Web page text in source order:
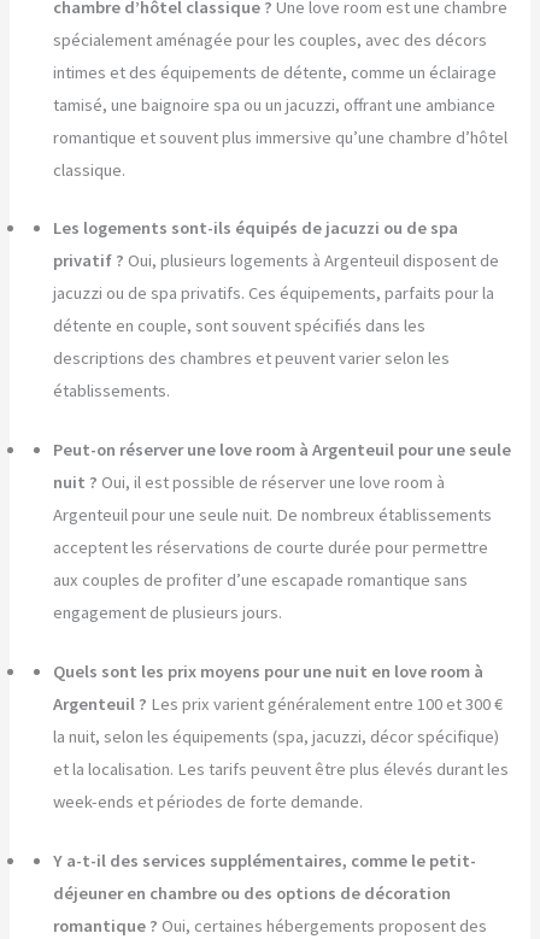
chambre d’hôtel classique ? Une love room est une chambre
spécialement aménagée pour les couples, avec des décors
intimes et des équipements de détente, comme un éclairage
tamisé, une baignoire spa ou un jacuzzi, offrant une ambiance
romantique et souvent plus immersive qu’une chambre d’hôtel
classique.
Les logements sont-ils équipés de jacuzzi ou de spa
privatif ? Oui, plusieurs logements à Argenteuil disposent de
jacuzzi ou de spa privatifs. Ces équipements, parfaits pour la
détente en couple, sont souvent spécifiés dans les
descriptions des chambres et peuvent varier selon les
établissements.
Peut-on réserver une love room à Argenteuil pour une seule
nuit ? Oui, il est possible de réserver une love room à
Argenteuil pour une seule nuit. De nombreux établissements
acceptent les réservations de courte durée pour permettre
aux couples de profiter d’une escapade romantique sans
engagement de plusieurs jours.
Quels sont les prix moyens pour une nuit en love room à
Argenteuil ? Les prix varient généralement entre 100 et 300 €
la nuit, selon les équipements (spa, jacuzzi, décor spécifique)
et la localisation. Les tarifs peuvent être plus élevés durant les
week-ends et périodes de forte demande.
Y a-t-il des services supplémentaires, comme le petit-
déjeuner en chambre ou des options de décoration
romantique ? Oui, certaines hébergements proposent des